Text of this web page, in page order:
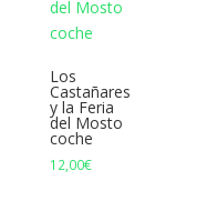
Los
Castañares
y la Feria
del Mosto
coche
12,00€